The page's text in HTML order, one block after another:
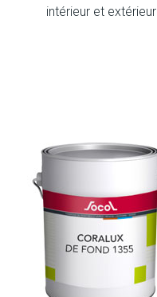
intérieur et extérieur